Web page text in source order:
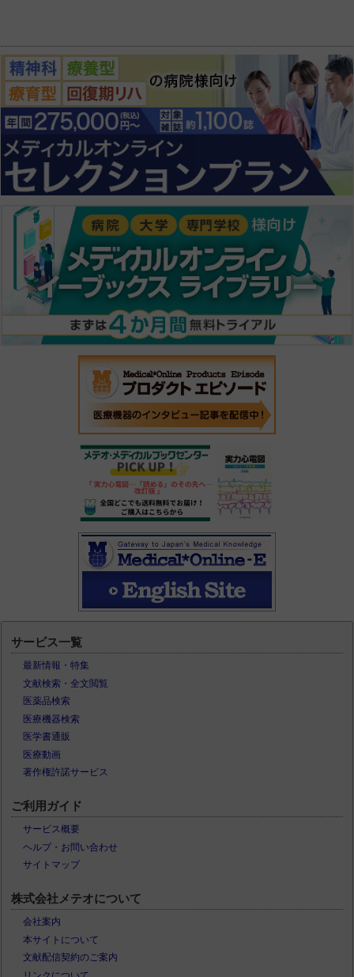
サービス一覧
最新情報・特集
文献検索・全文閲覧
医薬品検索
医療機器検索
医学書通販
医療動画
著作権許諾サービス
ご利用ガイド
サービス概要
ヘルプ・お問い合わせ
サイトマップ
株式会社メテオについて
会社案内
本サイトについて
文献配信契約のご案内